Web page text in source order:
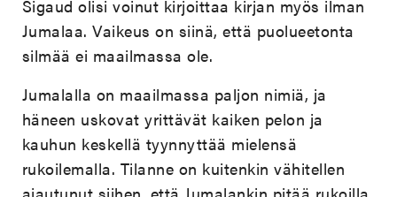
Sigaud olisi voinut kirjoittaa kirjan myös ilman
Jumalaa. Vaikeus on siinä, että puolueetonta
silmää ei maailmassa ole.
Jumalalla on maailmassa paljon nimiä, ja
häneen uskovat yrittävät kaiken pelon ja
kauhun keskellä tyynnyttää mielensä
rukoilemalla. Tilanne on kuitenkin vähitellen